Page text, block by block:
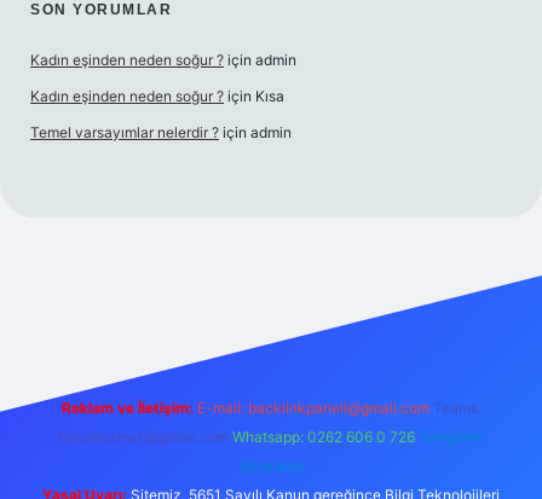
SON YORUMLAR
Kadın eşinden neden soğur ? için admin
Kadın eşinden neden soğur ? için Kısa
Temel varsayımlar nelerdir ? için admin
Reklam ve İletişim: E-mail: backlinkpaneli@gmail.com Teams:
forumhizmeti@gmail.com Whatsapp: 0262 606 0 726 Telegram:
@karabul
Yasal Uyarı: Sitemiz, 5651 Sayılı Kanun gereğince Bilgi Teknolojileri